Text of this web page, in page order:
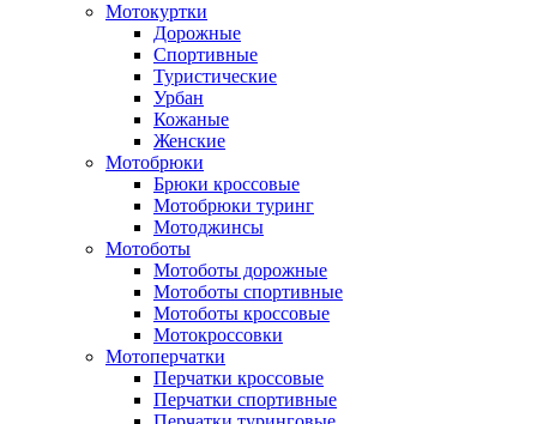
Мотокуртки
Дорожные
Спортивные
Туристические
Урбан
Кожаные
Женские
Мотобрюки
Брюки кроссовые
Мотобрюки туринг
Мотоджинсы
Мотоботы
Мотоботы дорожные
Мотоботы спортивные
Мотоботы кроссовые
Мотокроссовки
Мотоперчатки
Перчатки кроссовые
Перчатки спортивные